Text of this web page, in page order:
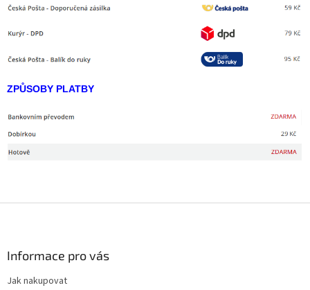
ZPŮSOBY PLATBY
Informace pro vás
Jak nakupovat